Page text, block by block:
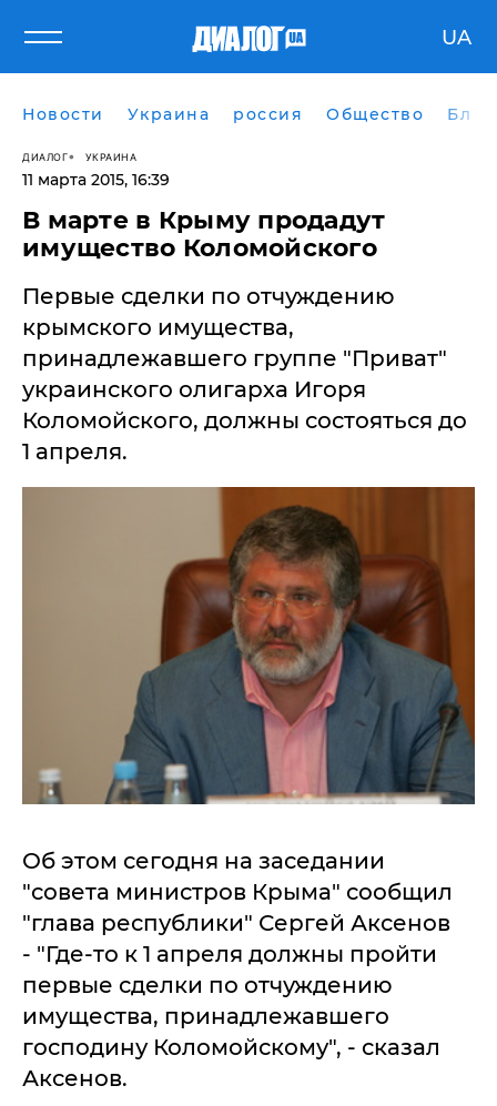
UA
Новости Украина россия Общество
ДИАЛОГ УКРАИНА
11 марта 2015, 16:39
В марте в Крыму продадут
имущество Коломойского
Первые сделки по отчуждению
крымского имущества,
принадлежавшего группе "Приват"
украинского олигарха Игоря
Коломойского, должны состояться до
1 апреля.
Об этом сегодня на заседании
"совета министров Крыма" сообщил
"глава республики" Сергей Аксенов
- "Где-то к 1 апреля должны пройти
первые сделки по отчуждению
имущества, принадлежавшего
господину Коломойскому", - сказал
Аксенов.